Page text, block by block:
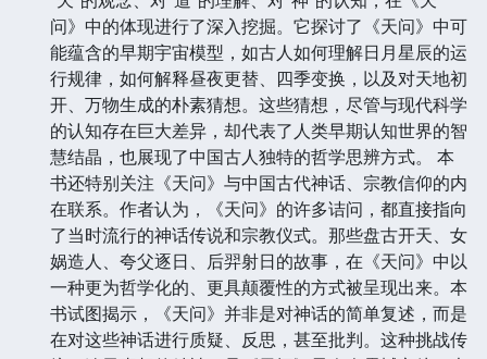
问》中的体现进行了深入挖掘。它探讨了《天问》中可
能蕴含的早期宇宙模型，如古人如何理解日月星辰的运
行规律，如何解释昼夜更替、四季变换，以及对天地初
开、万物生成的朴素猜想。这些猜想，尽管与现代科学
的认知存在巨大差异，却代表了人类早期认知世界的智
慧结晶，也展现了中国古人独特的哲学思辨方式。 本
书还特别关注《天问》与中国古代神话、宗教信仰的内
在联系。作者认为，《天问》的许多诘问，都直接指向
了当时流行的神话传说和宗教仪式。那些盘古开天、女
娲造人、夸父逐日、后羿射日的故事，在《天问》中以
一种更为哲学化的、更具颠覆性的方式被呈现出来。本
书试图揭示，《天问》并非是对神话的简单复述，而是
在对这些神话进行质疑、反思，甚至批判。这种挑战传